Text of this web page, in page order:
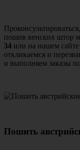
пошив венских штор
34 или на нашем
откликаемся и
и выполняем заказы
Пошить